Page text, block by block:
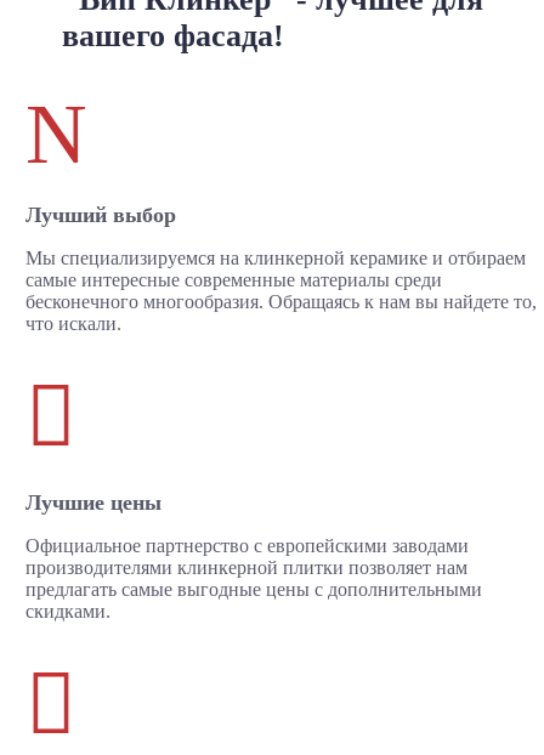
вашего фасада!
N
Лучший выбор
Мы специализируемся на клинкерной керамике и отбираем
самые интересные современные материалы среди
бесконечного многообразия. Обращаясь к нам вы найдете то,
что искали.

Лучшие цены
Официальное партнерство с европейскими заводами
производителями клинкерной плитки позволяет нам
предлагать самые выгодные цены с дополнительными
скидками.
